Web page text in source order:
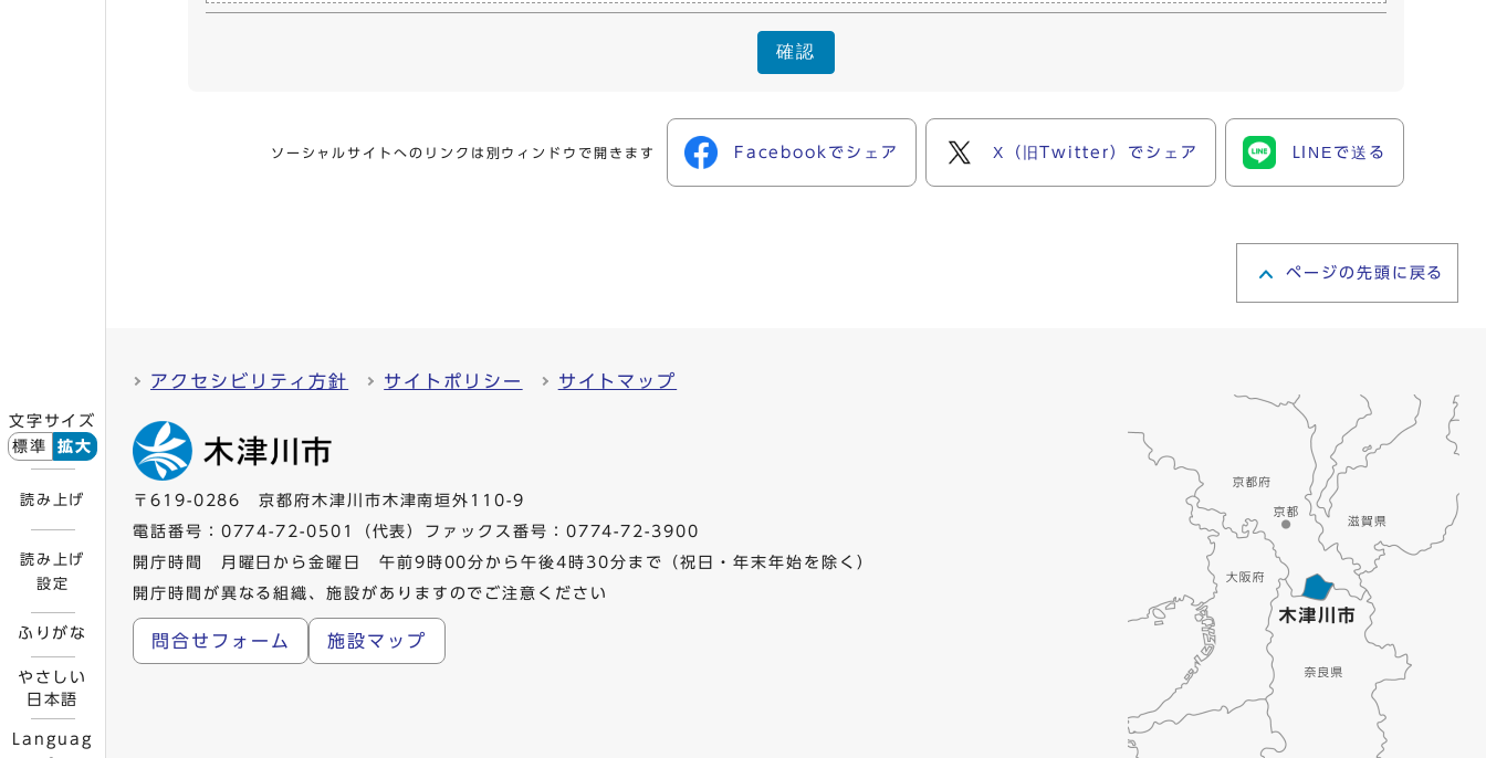
文字サイズ
標準
拡大
読み上げ
読み上げ
設定
ふりがな
やさしい
日本語
Languag
確認
ソーシャルサイトへのリンクは別ウィンドウで開きます Facebookでシェア X（旧Twitter）でシェア LINEで送る
ページの先頭に戻る
アクセシビリティ方針 サイトポリシー サイトマップ
〒619-0286 京都府木津川市木津南垣外110-9
電話番号： 0774-72-0501
（代表）ファックス番号：0774-72-3900
開庁時間 月曜日から金曜日 午前9時00分から午後4時30分まで（祝日・年末年始を除く）
開庁時間が異なる組織、施設がありますのでご注意ください
問合せフォーム 施設マップ